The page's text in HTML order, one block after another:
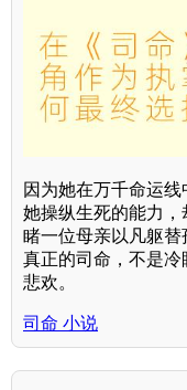
因为她在万千命运
她操纵生死的能力，
睹一位母亲以凡躯替
真正的司命，不是
悲欢。
司命 小说